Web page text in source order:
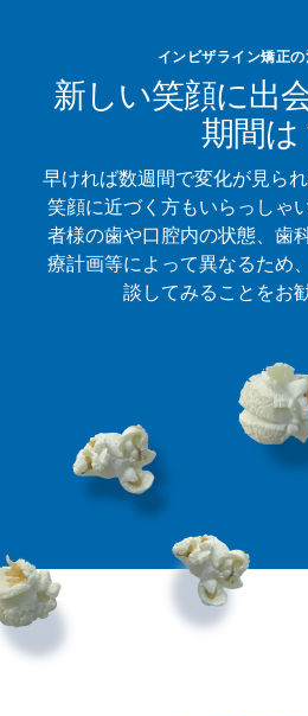
インビザライン矯正
新しい笑顔に出
期間は
早ければ数週間で変化が見ら
笑顔に近づく方もいらっしゃ
者様の歯や口腔内の状態、歯
療計画等によって異なるため
談してみることをお